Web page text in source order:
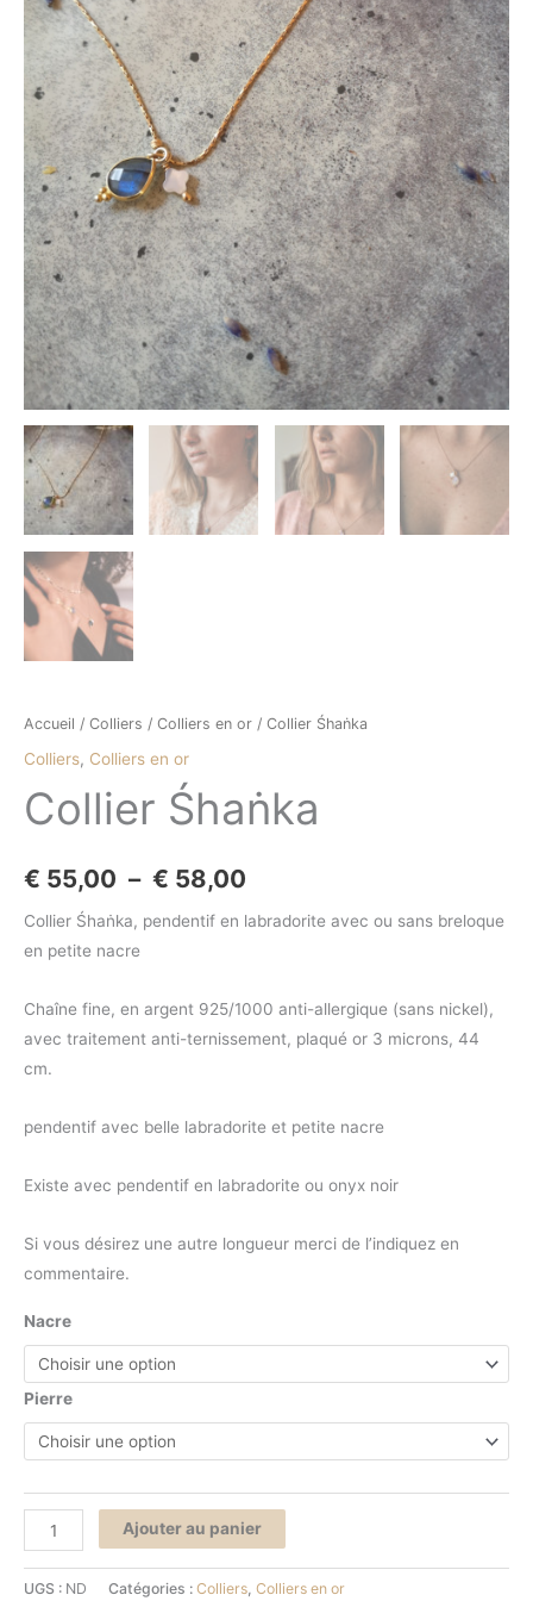
Accueil / Colliers / Colliers en or / Collier Śhaṅka
Colliers, Colliers en or
Collier Śhaṅka
€ 55,00 – € 58,00
€ 58,00
Collier Śhaṅka, pendentif en labradorite avec ou sans breloque
en petite nacre
Chaîne fine, en argent 925/1000 anti-allergique (sans nickel),
avec traitement anti-ternissement, plaqué or 3 microns, 44
cm.
pendentif avec belle labradorite et petite nacre
Existe avec pendentif en labradorite ou onyx noir
Si vous désirez une autre longueur merci de l’indiquez en
commentaire.
Nacre
Pierre
Ajouter au panier
UGS : ND Catégories : Colliers, Colliers en or